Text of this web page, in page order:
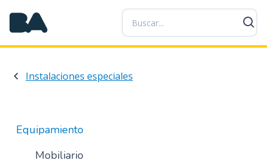
P
a
s
a
Instalaciones especiales
Equipamiento
Mobiliario